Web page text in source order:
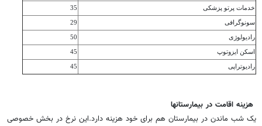
خدمات پرتو پزشکی 35
سونوگرافی 29
رادیولوژی 50
‌اسکن ایزوتوپ 45
رادیوتراپی 45
هزینه اقامت در بیمارستانها
یک شب ماندن در بیمارستان هم برای خود هزینه دارد.این نرخ در بخش خصوصی